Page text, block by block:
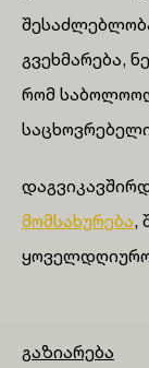
გვეხმარება,
რომ
მომსახურება,
გაზიარება